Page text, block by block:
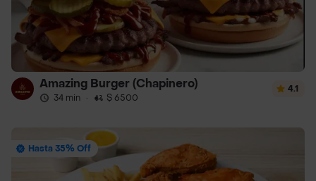
Amazing Burger (Chapinero)
34 min · $ 6500
4.1
Hasta 35% Off